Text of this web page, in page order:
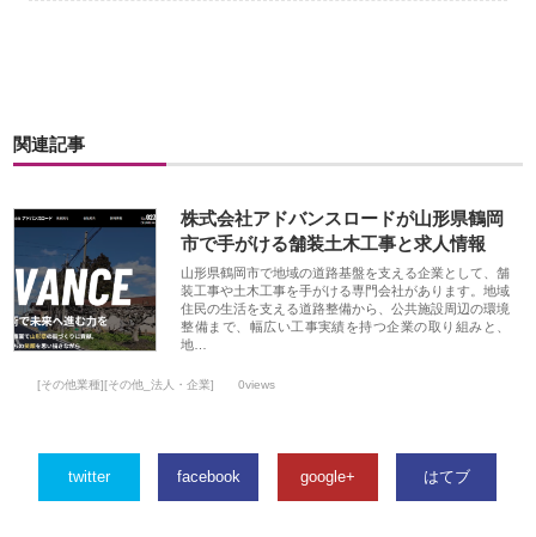
関連記事
株式会社アドバンスロードが山形県鶴岡
市で手がける舗装土木工事と求人情報
山形県鶴岡市で地域の道路基盤を支える企業として、舗
装工事や土木工事を手がける専門会社があります。地域
住民の生活を支える道路整備から、公共施設周辺の環境
整備まで、幅広い工事実績を持つ企業の取り組みと、
地…
[その他業種][その他_法人・企業] 0views
twitter facebook google+ はてブ